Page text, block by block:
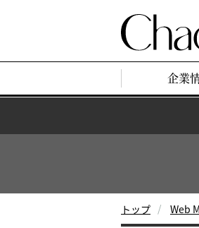
企業
トップ Web